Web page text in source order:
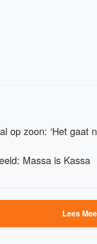
op zoon: ‘Het gaat
Massa is Kassa
Lees